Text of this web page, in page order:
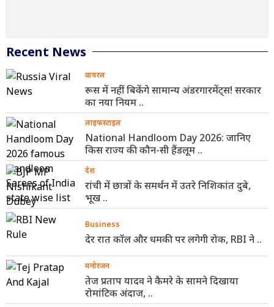
Recent News
वायरल
रूस में नहीं बिकेंगे सामान्य अंडरगारमेंट्स! सरकार
का नया नियम ..
लाइफस्टाइल
National Handloom Day 2026: जानिए
किस राज्य की कौन-सी हैंडलूम ..
देश
रांची में छात्रों के समर्थन में उतरे निशिकांत दुबे,
भूख ..
Business
देर रात कॉल और धमकी पर लगेगी रोक, RBI ने ..
मनोरंजन
तेज प्रताप यादव ने कैमरे के सामने दिखाया
रोमांटिक अंदाज, ..